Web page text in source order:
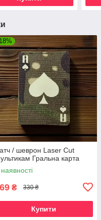
/ шеврон Laser Cut
Гральна карта
₴ 330 ₴
Купити